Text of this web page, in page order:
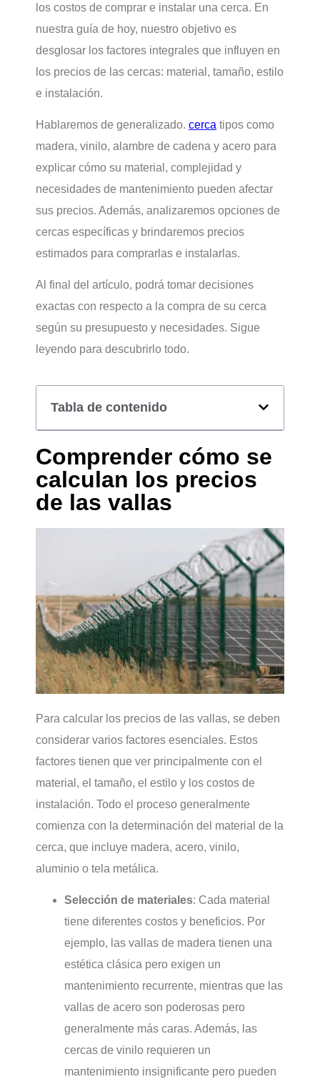
los costos de comprar e instalar una cerca. En
nuestra guía de hoy, nuestro objetivo es
desglosar los factores integrales que influyen en
los precios de las cercas: material, tamaño, estilo
e instalación.
Hablaremos de generalizado. cerca tipos como
madera, vinilo, alambre de cadena y acero para
explicar cómo su material, complejidad y
necesidades de mantenimiento pueden afectar
sus precios. Además, analizaremos opciones de
cercas específicas y brindaremos precios
estimados para comprarlas e instalarlas.
Al final del artículo, podrá tomar decisiones
exactas con respecto a la compra de su cerca
según su presupuesto y necesidades. Sigue
leyendo para descubrirlo todo.
Tabla de contenido
Comprender cómo se
calculan los precios
de las vallas
Para calcular los precios de las vallas, se deben
considerar varios factores esenciales. Estos
factores tienen que ver principalmente con el
material, el tamaño, el estilo y los costos de
instalación. Todo el proceso generalmente
comienza con la determinación del material de la
cerca, que incluye madera, acero, vinilo,
aluminio o tela metálica.
Selección de materiales: Cada material
tiene diferentes costos y beneficios. Por
ejemplo, las vallas de madera tienen una
estética clásica pero exigen un
mantenimiento recurrente, mientras que las
vallas de acero son poderosas pero
generalmente más caras. Además, las
cercas de vinilo requieren un
mantenimiento insignificante pero pueden